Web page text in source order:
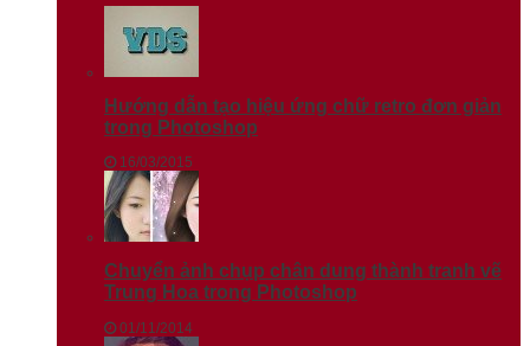
Hướng dẫn tạo hiệu ứng chữ retro đơn giản
trong Photoshop
16/03/2015
Chuyển ảnh chụp chân dung thành tranh vẽ
Trung Hoa trong Photoshop
01/11/2014